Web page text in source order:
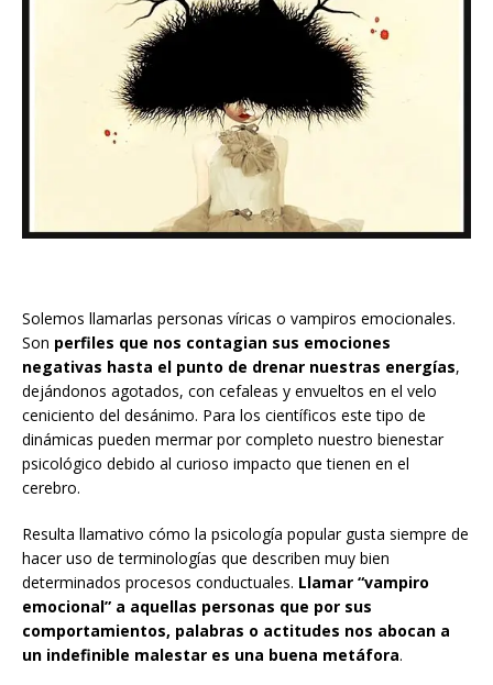
Solemos llamarlas personas víricas o vampiros emocionales.
Son perfiles que nos contagian sus emociones
negativas hasta el punto de drenar nuestras energías,
dejándonos agotados, con cefaleas y envueltos en el velo
ceniciento del desánimo. Para los científicos este tipo de
dinámicas pueden mermar por completo nuestro bienestar
psicológico debido al curioso impacto que tienen en el
cerebro.
Resulta llamativo cómo la psicología popular gusta siempre de
hacer uso de terminologías que describen muy bien
determinados procesos conductuales. Llamar “vampiro
emocional” a aquellas personas que por sus
comportamientos, palabras o actitudes nos abocan a
un indefinible malestar es una buena metáfora.